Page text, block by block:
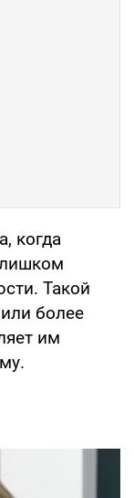
когда
Такой
более
им